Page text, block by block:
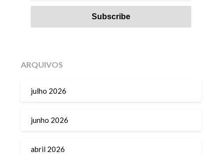
ARQUIVOS
julho 2026
junho 2026
abril 2026